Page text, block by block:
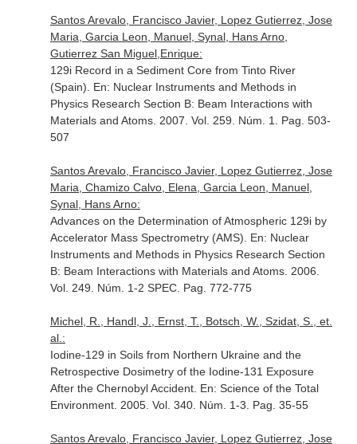
Santos Arevalo, Francisco Javier, Lopez Gutierrez, Jose
Maria, Garcia Leon, Manuel, Synal, Hans Arno,
Gutierrez San Miguel,Enrique:
129i Record in a Sediment Core from Tinto River
(Spain). En: Nuclear Instruments and Methods in
Physics Research Section B: Beam Interactions with
Materials and Atoms. 2007. Vol. 259. Núm. 1. Pag. 503-
507
Santos Arevalo, Francisco Javier, Lopez Gutierrez, Jose
Maria, Chamizo Calvo, Elena, Garcia Leon, Manuel,
Synal, Hans Arno:
Advances on the Determination of Atmospheric 129i by
Accelerator Mass Spectrometry (AMS). En: Nuclear
Instruments and Methods in Physics Research Section
B: Beam Interactions with Materials and Atoms. 2006.
Vol. 249. Núm. 1-2 SPEC. Pag. 772-775
Michel, R., Handl, J., Ernst, T., Botsch, W., Szidat, S., et.
al.:
Iodine-129 in Soils from Northern Ukraine and the
Retrospective Dosimetry of the Iodine-131 Exposure
After the Chernobyl Accident. En: Science of the Total
Environment. 2005. Vol. 340. Núm. 1-3. Pag. 35-55
Santos Arevalo, Francisco Javier, Lopez Gutierrez, Jose